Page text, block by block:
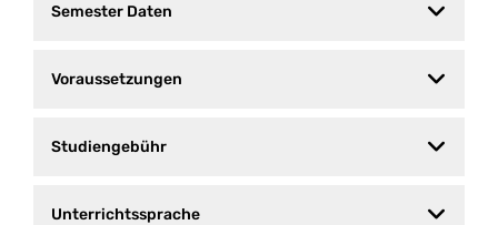
Semester Daten
Voraussetzungen
Studiengebühr
Unterrichtssprache